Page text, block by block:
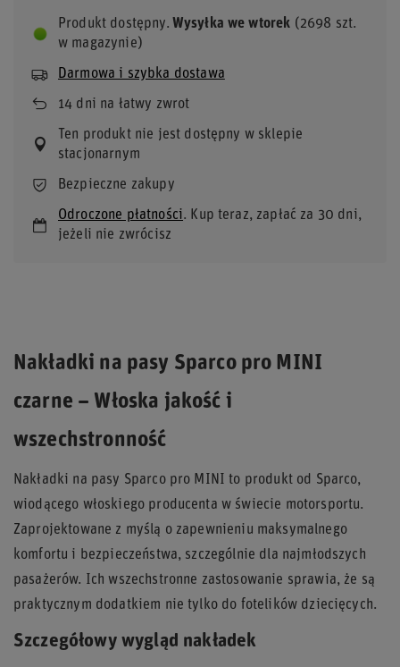
Produkt dostępny Wysyłkawe wtorek (2698 szt.
w magazynie)
Darmowa i szybka dostawa
14 dni na łatwy zwrot
Ten produkt nie jest dostępny w sklepie
stacjonarnym
Bezpieczne zakupy
Odroczone płatności. Kup teraz, zapłać za 30 dni,
jeżeli nie zwrócisz
Nakładki na pasy Sparco pro MINI
czarne – Włoska jakość i
wszechstronność
Nakładki na pasy Sparco pro MINI to produkt od Sparco,
wiodącego włoskiego producenta w świecie motorsportu.
Zaprojektowane z myślą o zapewnieniu maksymalnego
komfortu i bezpieczeństwa, szczególnie dla najmłodszych
pasażerów. Ich wszechstronne zastosowanie sprawia, że są
praktycznym dodatkiem nie tylko do fotelików dziecięcych.
Szczegółowy wygląd nakładek